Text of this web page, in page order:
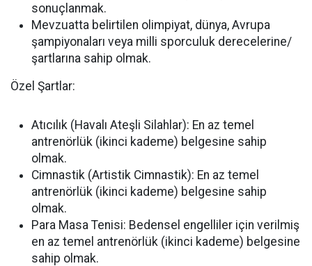
sonuçlanmak.
Mevzuatta belirtilen olimpiyat, dünya, Avrupa
şampiyonaları veya milli sporculuk derecelerine/
şartlarına sahip olmak.
Özel Şartlar:
Atıcılık (Havalı Ateşli Silahlar): En az temel
antrenörlük (ikinci kademe) belgesine sahip
olmak.
Cimnastik (Artistik Cimnastik): En az temel
antrenörlük (ikinci kademe) belgesine sahip
olmak.
Para Masa Tenisi: Bedensel engelliler için verilmiş
en az temel antrenörlük (ikinci kademe) belgesine
sahip olmak.